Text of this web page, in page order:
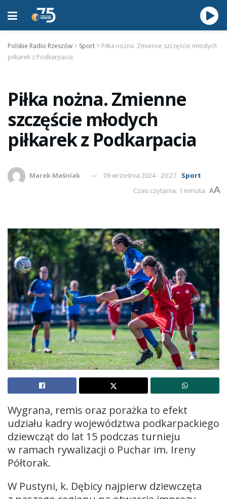
Polskie Radio Rzeszów > Sport > Piłka nożna. Zmienne szczęście młodych
piłkarek z Podkarpacia
Piłka nożna. Zmienne
szczęście młodych
piłkarek z Podkarpacia
Marek Maśniak 09 września 2024 - 20:27
Sport
Czas czytania: 1 minuta AA
Wygrana, remis oraz porażka to efekt
udziału kadry województwa podkarpackiego
dziewcząt do lat 15 podczas turnieju
w ramach rywalizacji o Puchar im. Ireny
Półtorak.
W Pustyni, k. Dębicy najpierw dziewczęta